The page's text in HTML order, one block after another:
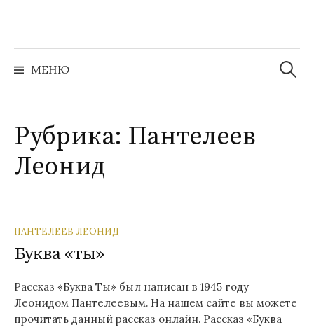
содержимому
МЕНЮ
Найти:
Рубрика: Пантелеев
Леонид
ПАНТЕЛЕЕВ ЛЕОНИД
Буква «ты»
Рассказ «Буква Ты» был написан в 1945 году
Леонидом Пантелеевым. На нашем сайте вы можете
прочитать данный рассказ онлайн. Рассказ «Буква